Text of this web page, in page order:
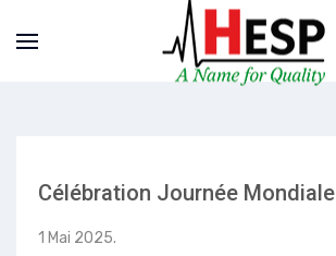
Célébration Journée
1 Mai 2025.